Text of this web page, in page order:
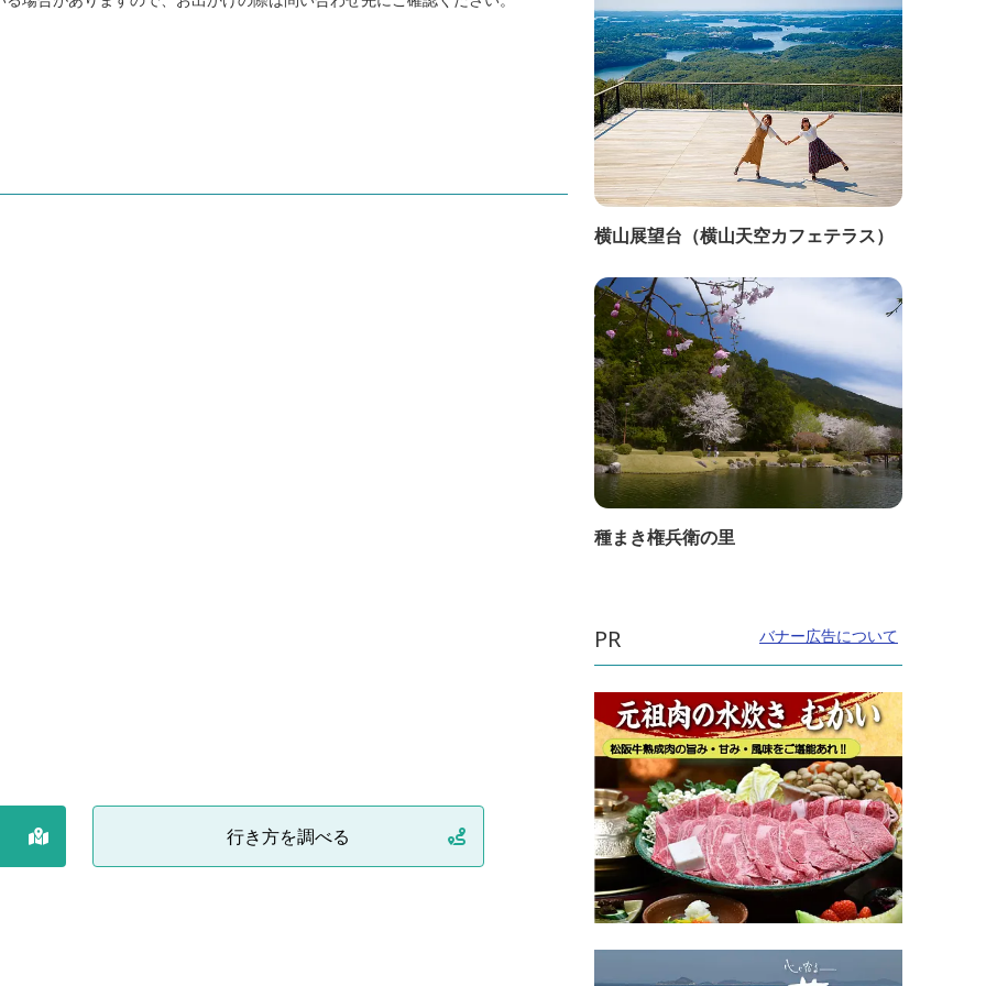
行き方を調べる
横山展望台（横山天空カフェテラス）
種まき権兵衛の里
PR バナー広告について